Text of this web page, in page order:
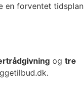
en forventet tidsplan
og tre